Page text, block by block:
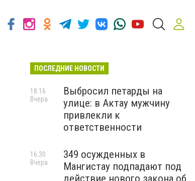
ПОСЛЕДНИЕ НОВОСТИ
Выбросил петарды на
улице: в Актау мужчину
привлекли к
ответственности
18:16
Вчера
349 осужденных в
Мангистау подпадают под
действие нового закона об
16:30
Вчера